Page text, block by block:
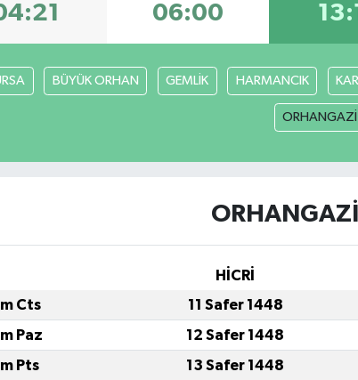
06:00
BÜYÜK ORHAN GEMLİK HARMANCIK
ORHANGAZİ
HİCRİ
Cts
11 Safer 1448
Paz
12 Safer 1448
Pts
13 Safer 1448